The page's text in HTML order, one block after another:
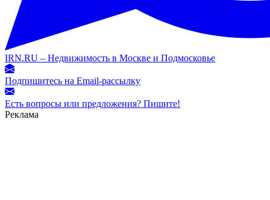
IRN.RU – Недвижимость в Москве и Подмосковье
Подпишитесь на Email-рассылку
Есть вопросы или предложения? Пишите!
Реклама